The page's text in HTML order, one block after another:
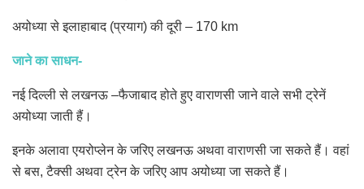
अयोध्या से इलाहाबाद (प्रयाग) की दूरी – 170 km
जाने का साधन-
नई दिल्ली से लखनऊ –फैजाबाद होते हुए वाराणसी जाने वाले सभी ट्रेनें
अयोध्या जाती हैं।
इनके अलावा एयरोप्लेन के जरिए लखनऊ अथवा वाराणसी जा सकते हैं। वहां
से बस, टैक्सी अथवा ट्रेन के जरिए आप अयोध्या जा सकते हैं।